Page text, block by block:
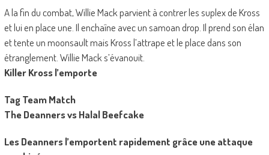
A la fin du combat, Willie Mack parvient à contrer les suplex de Kross
et lui en place une. Il enchaîne avec un samoan drop. Il prend son élan
et tente un moonsault mais Kross l’attrape et le place dans son
étranglement. Willie Mack s’évanouit.
Killer Kross l’emporte
Tag Team Match
The Deanners vs Halal Beefcake
Les Deanners l’emportent rapidement grâce une attaque